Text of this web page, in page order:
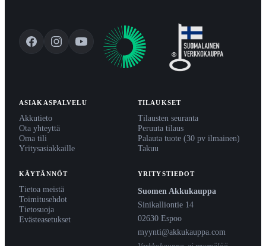
ASIAKASPALVELU
Akkutieto
Ota yhteyttä
Oma tili
Yritysasiakkaille
TILAUKSET
Tilausten seuranta
Peruuta tilaus
Palauta tuote (30 pv ilmainen)
Takuu
KÄYTÄNNÖT
Tietoa meistä
Toimitusehdot
Tietosuoja
Evästeasetukset
YRITYSTIEDOT
Suomen Akkukauppa
Sinikalliontie 14
02630 Espoo
myynti@akkukauppa.com